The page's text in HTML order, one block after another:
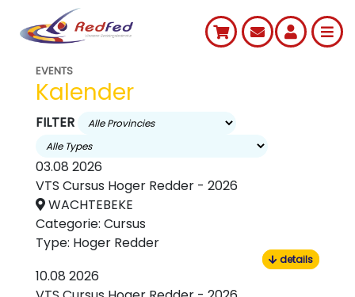
EVENTS
Kalender
FILTER
03.08 2026
VTS Cursus Hoger Redder - 2026
WACHTEBEKE
Categorie: Cursus
Type: Hoger Redder
details
10.08 2026